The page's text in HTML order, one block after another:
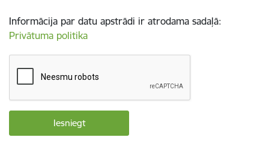
Informācija par datu apstrādi ir atrodama sadaļā:
Privātuma politika